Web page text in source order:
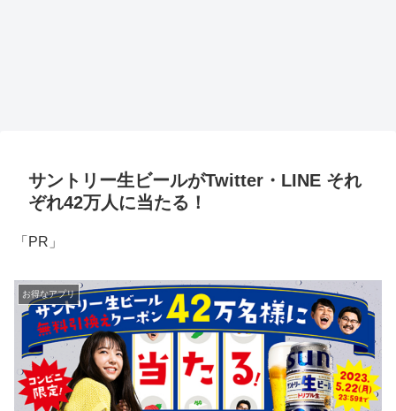
サントリー生ビールがTwitter・LINE それ
ぞれ42万人に当たる！
「PR」
お得なアプリ